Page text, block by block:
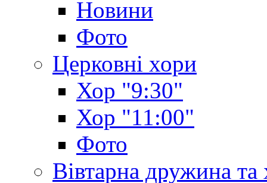
Новини
Фото
Церковні хори
Хор "9:30"
Хор "11:00"
Фото
Вівтарна дружина та